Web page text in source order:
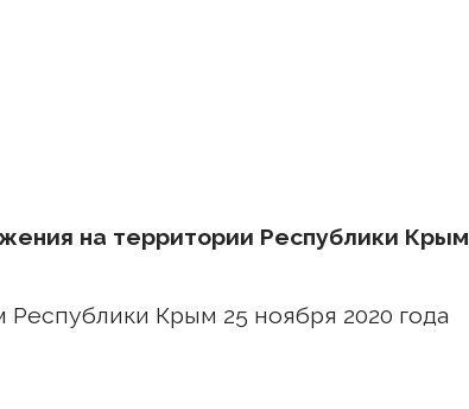
на территории Республики Крым
Крым 25 ноября 2020 года